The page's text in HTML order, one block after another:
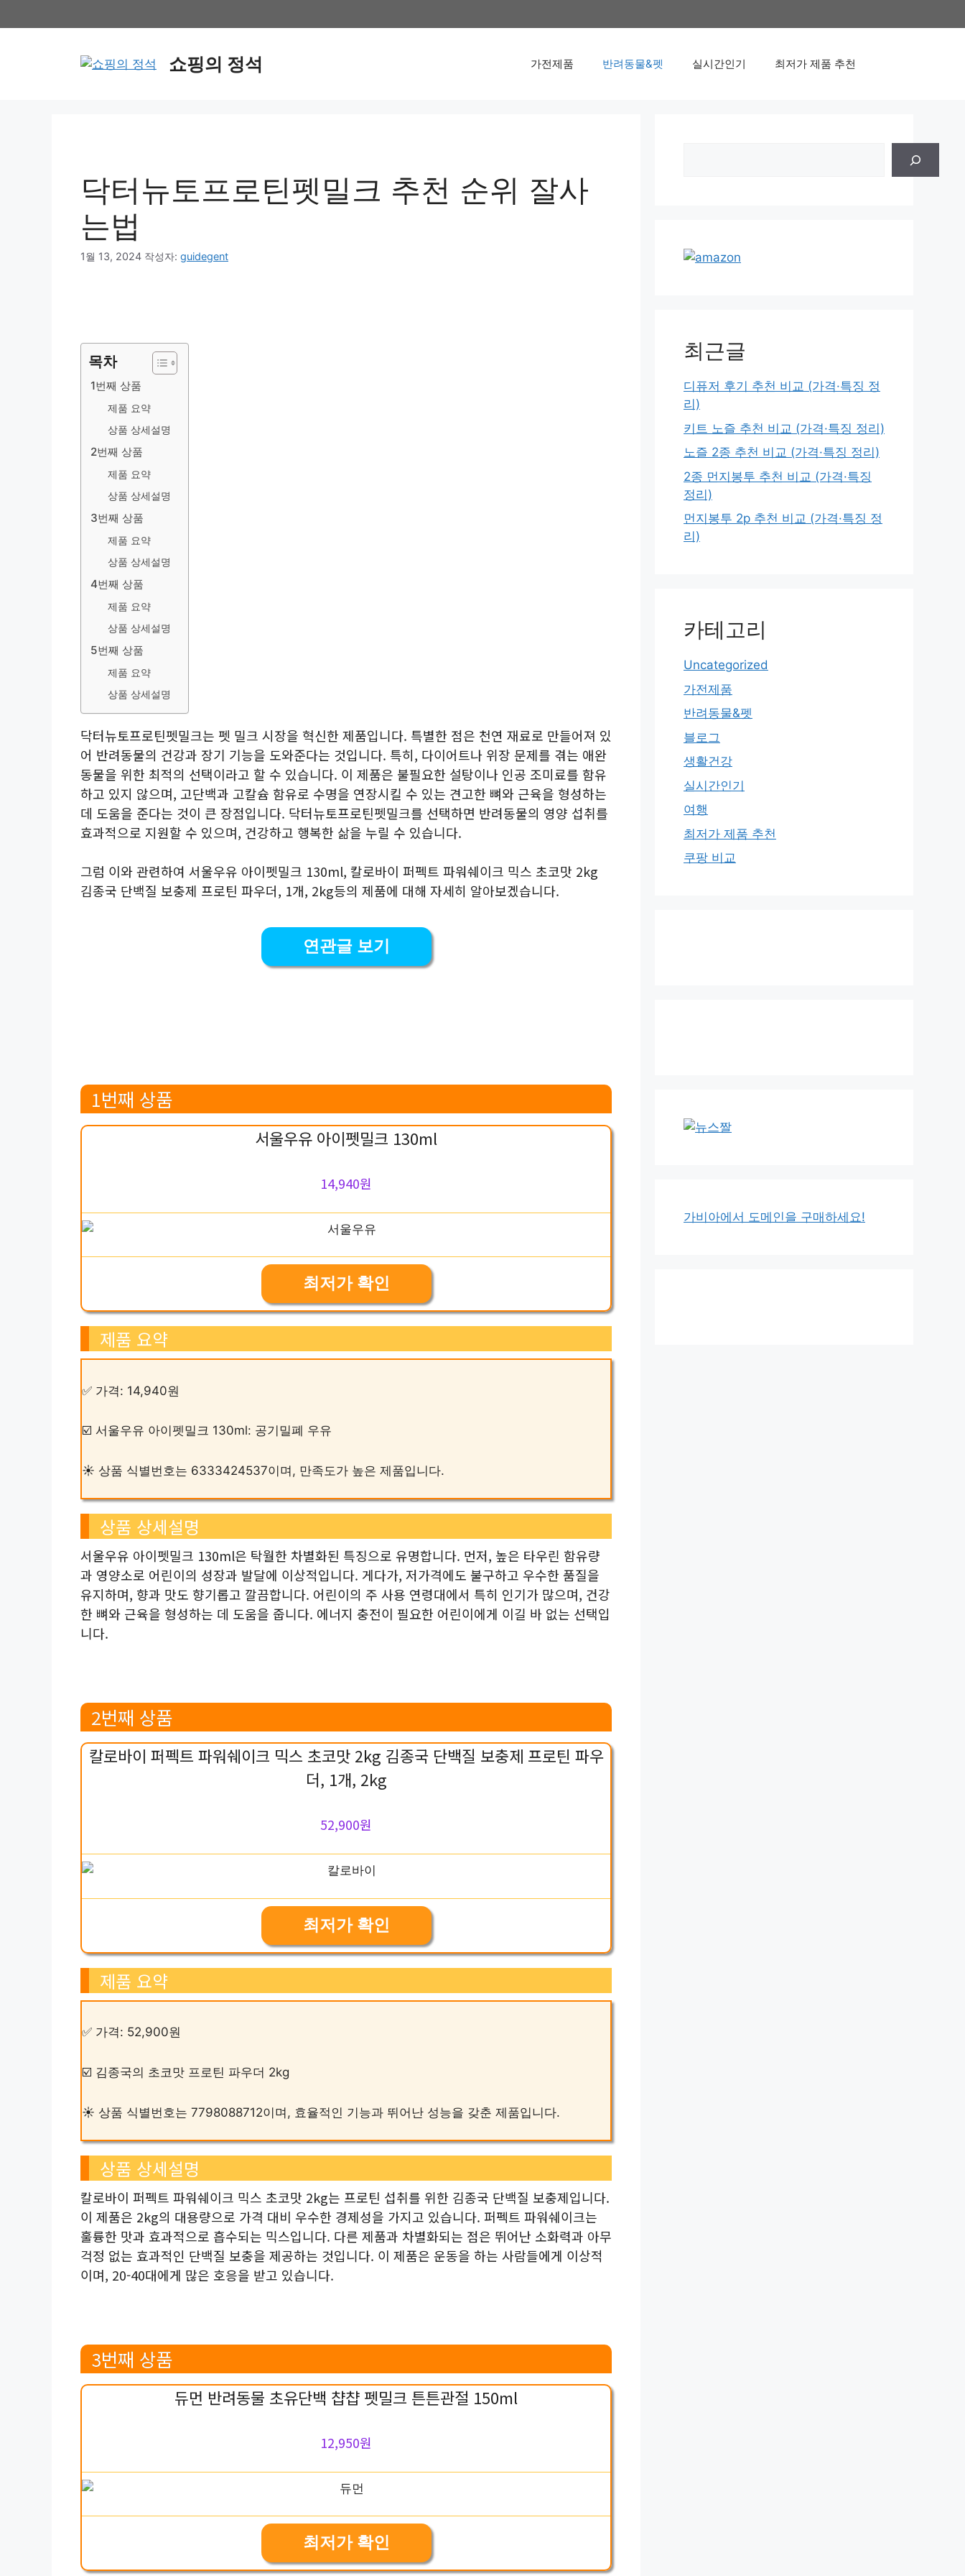
텐
쇼핑의 정석 가전제품 반려동물&펫 실시간인기 최저가 제품 추천
닥터뉴토프로틴펫밀크 추천 순위 잘사
는법
1월 13, 2024 작성자: guidegent
목차
1번째 상품
제품 요약
상품 상세설명
2번째 상품
제품 요약
상품 상세설명
3번째 상품
제품 요약
상품 상세설명
4번째 상품
제품 요약
상품 상세설명
5번째 상품
제품 요약
상품 상세설명
닥터뉴토프로틴펫밀크는 펫 밀크 시장을 혁신한 제품입니다. 특별한 점은 천연 재료로 만들어져 있
어 반려동물의 건강과 장기 기능을 도와준다는 것입니다. 특히, 다이어트나 위장 문제를 겪는 애완
동물을 위한 최적의 선택이라고 할 수 있습니다. 이 제품은 불필요한 설탕이나 인공 조미료를 함유
하고 있지 않으며, 고단백과 고칼슘 함유로 수명을 연장시킬 수 있는 견고한 뼈와 근육을 형성하는
데 도움을 준다는 것이 큰 장점입니다. 닥터뉴토프로틴펫밀크를 선택하면 반려동물의 영양 섭취를
효과적으로 지원할 수 있으며, 건강하고 행복한 삶을 누릴 수 있습니다.
그럼 이와 관련하여 서울우유 아이펫밀크 130ml, 칼로바이 퍼펙트 파워쉐이크 믹스 초코맛 2kg
김종국 단백질 보충제 프로틴 파우더, 1개, 2kg등의 제품에 대해 자세히 알아보겠습니다.
연관글 보기
1번째 상품
서울우유 아이펫밀크 130ml
14,940원
최저가 확인
제품 요약
✅ 가격: 14,940원
☑️ 서울우유 아이펫밀크 130ml: 공기밀폐 우유
☀️ 상품 식별번호는 6333424537이며, 만족도가 높은 제품입니다.
상품 상세설명
서울우유 아이펫밀크 130ml은 탁월한 차별화된 특징으로 유명합니다. 먼저, 높은 타우린 함유량
과 영양소로 어린이의 성장과 발달에 이상적입니다. 게다가, 저가격에도 불구하고 우수한 품질을
유지하며, 향과 맛도 향기롭고 깔끔합니다. 어린이의 주 사용 연령대에서 특히 인기가 많으며, 건강
한 뼈와 근육을 형성하는 데 도움을 줍니다. 에너지 충전이 필요한 어린이에게 이길 바 없는 선택입
니다.
2번째 상품
칼로바이 퍼펙트 파워쉐이크 믹스 초코맛 2kg 김종국 단백질 보충제 프로틴 파우
더, 1개, 2kg
52,900원
최저가 확인
제품 요약
✅ 가격: 52,900원
☑️ 김종국의 초코맛 프로틴 파우더 2kg
☀️ 상품 식별번호는 7798088712이며, 효율적인 기능과 뛰어난 성능을 갖춘 제품입니다.
상품 상세설명
칼로바이 퍼펙트 파워쉐이크 믹스 초코맛 2kg는 프로틴 섭취를 위한 김종국 단백질 보충제입니다.
이 제품은 2kg의 대용량으로 가격 대비 우수한 경제성을 가지고 있습니다. 퍼펙트 파워쉐이크는
훌륭한 맛과 효과적으로 흡수되는 믹스입니다. 다른 제품과 차별화되는 점은 뛰어난 소화력과 아무
걱정 없는 효과적인 단백질 보충을 제공하는 것입니다. 이 제품은 운동을 하는 사람들에게 이상적
이며, 20-40대에게 많은 호응을 받고 있습니다.
3번째 상품
듀먼 반려동물 초유단백 챱챱 펫밀크 튼튼관절 150ml
12,950원
최저가 확인
최근글
디퓨저 후기 추천 비교 (가격·특징 정
리)
키트 노즐 추천 비교 (가격·특징 정리)
노즐 2종 추천 비교 (가격·특징 정리)
2종 먼지봉투 추천 비교 (가격·특징
정리)
먼지봉투 2p 추천 비교 (가격·특징 정
리)
카테고리
Uncategorized
가전제품
반려동물&펫
블로그
생활건강
실시간인기
여행
최저가 제품 추천
쿠팡 비교
가비아에서 도메인을 구매하세요!